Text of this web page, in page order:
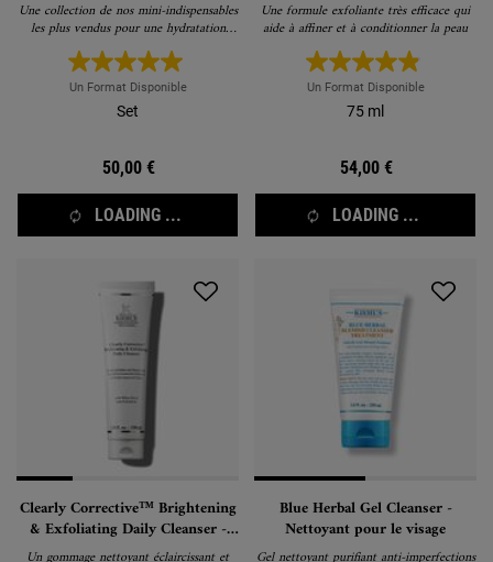
Une collection de nos mini-indispensables
les plus vendus pour une hydratation
complète de la tête aux pieds.
Un Format Disponible
Set
50,00 €
LOADING ...
Une formule exfoliante très efficace qui
aide à affiner et à conditionner la peau
Un Format Disponible
75 ml
54,00 €
LOADING ...
Clearly Corrective™ Brightening
& Exfoliating Daily Cleanser -
Nettoyant visage
Blue Herbal Gel Cleanser -
Nettoyant pour le visage